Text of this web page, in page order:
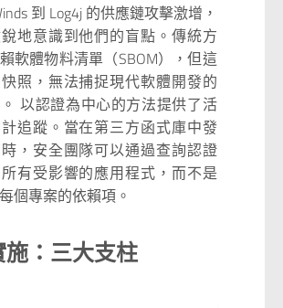
到 Log4j 的供應鏈攻擊激增，
地意識到他們的盲點。傳統方
軟體物料清單（SBOM），但這
照，無法捕捉現代軟體開發的
以認證為中心的方法提供了活
追蹤。當在第三方函式庫中發
，安全團隊可以通過查詢認證
有受影響的應用程式，而不是
個專案的依賴項。
：三大支柱